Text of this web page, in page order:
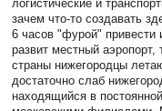
логистические и
зачем что-то создавать
6 часов "фурой"
развит местный аэропорт,
страны нижегородцы
достаточно слаб
находящийся в